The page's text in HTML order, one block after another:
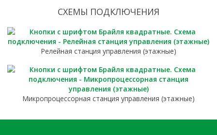
СХЕМЫ ПОДКЛЮЧЕНИЯ
Релейная станция управления (этажные)
Микропроцессорная станция управления (этажные)